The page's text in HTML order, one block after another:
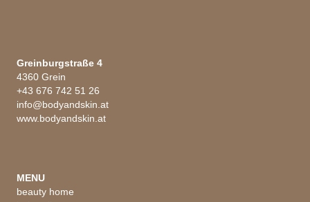
Greinburgstraße 4
4360 Grein
+43 676 742 51 26
info@bodyandskin.at
www.bodyandskin.at
MENU
beauty home